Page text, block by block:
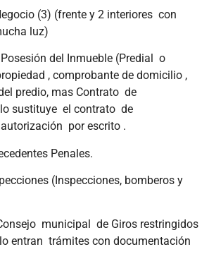
(3) (frente y 2 interiores con
luz)
del Inmueble (Predial o
, comprobante de domicilio ,
predio, mas Contrato de
sustituye el contrato de
por escrito .
Penales.
(Inspecciones, bomberos y
municipal de Giros restringidos
entran trámites con documentación